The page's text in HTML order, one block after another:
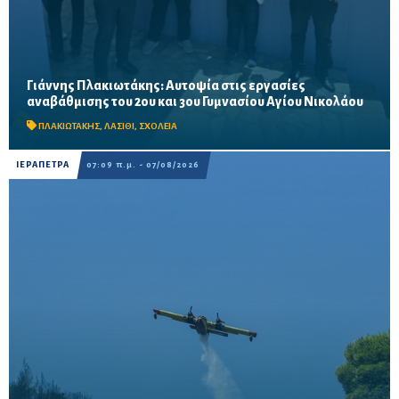
Γιάννης Πλακιωτάκης: Αυτοψία στις εργασίες
αναβάθμισης του 2ου και 3ου Γυμνασίου Αγίου Νικολάου
ΠΛΑΚΙΩΤΑΚΗΣ, ΛΑΣΙΘΙ, ΣΧΟΛΕΙΑ
Οι παρεμβάσεις του προγράμματος «Μαριέττα Γιαννάκου»
αναμένεται να ολοκληρωθούν πριν από τη νέα σχολική χρονιά –
Προβλέπονται ανακαινίσεις αιθουσών, αύλειων και...
ΙΕΡΑΠΕΤΡΑ 07:09 π.μ. - 07/08/2026